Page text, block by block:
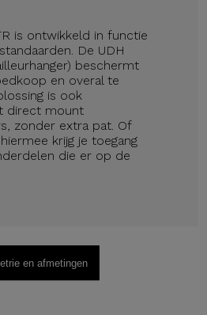
is ontwikkeld in functie
De UDH
beschermt
en overal te
is ook
direct mount
zonder extra pat. Of
krijg je toegang
die er op de
en afmetingen